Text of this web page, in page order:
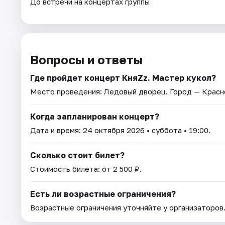
Вопросы и ответы
Где пройдет концерт КняZz. Мастер кукол?
Место проведения: Ледовый дворец. Город —
Когда запланирован концерт?
Дата и время: 24 октября 2026 • суббота • 19:00.
Сколько стоит билет?
Стоимость билета: от 2 500 ₽.
Есть ли возрастные ограничения?
Возрастные ограничения уточняйте у организаторов.